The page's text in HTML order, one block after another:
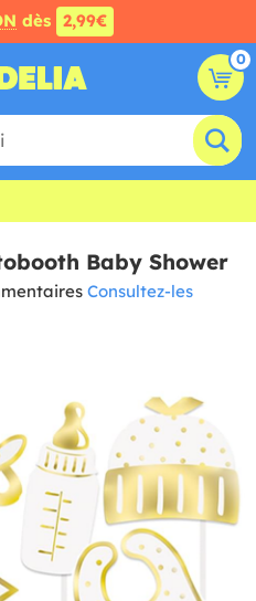
dès 2,99€
0
Baby Shower
Consultez-les